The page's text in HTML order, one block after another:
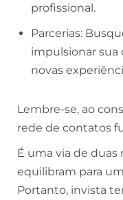
profissional.
Parcerias:
impulsionar sua
novas
Lembre-se, ao
rede de contatos
É uma via de duas
equilibram para
Portanto, invista